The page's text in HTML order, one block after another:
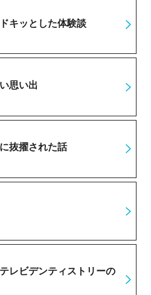
キッとした体験談
思い出
抜擢された話
レビデンティストリーの